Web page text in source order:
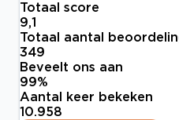
Totaal score
9,1
Totaal aantal
349
Beveelt ons aan
99%
Aantal keer bekeken
10.958